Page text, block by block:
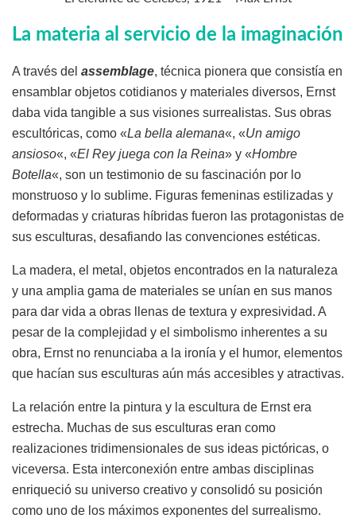
La materia al servicio de la imaginación
A través del assemblage, técnica pionera que consistía en
ensamblar objetos cotidianos y materiales diversos, Ernst
daba vida tangible a sus visiones surrealistas. Sus obras
escultóricas, como «La bella alemana«, «Un amigo
ansioso«, «El Rey juega con la Reina» y «Hombre
Botella«, son un testimonio de su fascinación por lo
monstruoso y lo sublime. Figuras femeninas estilizadas y
deformadas y criaturas híbridas fueron las protagonistas de
sus esculturas, desafiando las convenciones estéticas.
La madera, el metal, objetos encontrados en la naturaleza
y una amplia gama de materiales se unían en sus manos
para dar vida a obras llenas de textura y expresividad. A
pesar de la complejidad y el simbolismo inherentes a su
obra, Ernst no renunciaba a la ironía y el humor, elementos
que hacían sus esculturas aún más accesibles y atractivas.
La relación entre la pintura y la escultura de Ernst era
estrecha. Muchas de sus esculturas eran como
realizaciones tridimensionales de sus ideas pictóricas, o
viceversa. Esta interconexión entre ambas disciplinas
enriqueció su universo creativo y consolidó su posición
como uno de los máximos exponentes del surrealismo.